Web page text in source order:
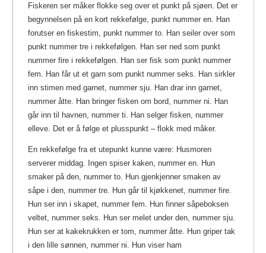
Fiskeren ser måker flokke seg over et punkt på sjøen. Det er
begynnelsen på en kort rekkefølge, punkt nummer en. Han
forutser en fiskestim, punkt nummer to. Han seiler over som
punkt nummer tre i rekkefølgen. Han ser ned som punkt
nummer fire i rekkefølgen. Han ser fisk som punkt nummer
fem. Han får ut et garn som punkt nummer seks. Han sirkler
inn stimen med garnet, nummer sju.
Han drar inn garnet,
nummer åtte. Han bringer fisken om bord, nummer ni. Han
går inn til havnen, nummer ti. Han selger fisken, nummer
elleve. Det er å følge et plusspunkt – flokk med måker.
En rekkefølge fra et utepunkt kunne være: Husmoren
serverer middag. Ingen spiser kaken, nummer en. Hun
smaker på den, nummer to. Hun gjenkjenner smaken av
såpe i den, nummer tre. Hun går til kjøkkenet, nummer fire.
Hun ser inn i skapet, nummer fem. Hun finner såpeboksen
veltet, nummer seks. Hun ser melet under den, nummer sju.
Hun ser at kakekrukken er tom, nummer åtte. Hun griper tak
i den lille sønnen, nummer ni. Hun viser ham